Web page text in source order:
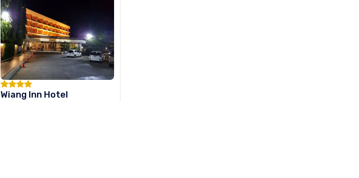
Wiang Inn Hotel